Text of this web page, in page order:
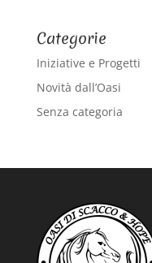
Categorie
Iniziative e Progetti
Novità dall’Oasi
Senza categoria